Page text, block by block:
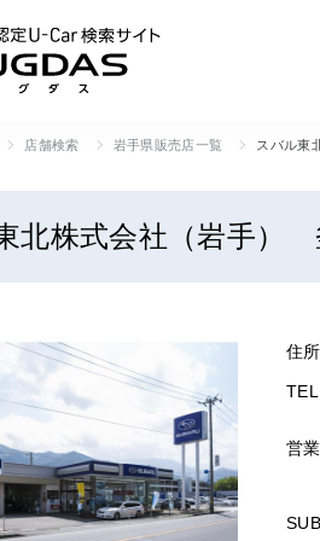
店舗検索 岩手県販売店一覧 スバル東
北株式会社（岩手）
住所
TEL
営